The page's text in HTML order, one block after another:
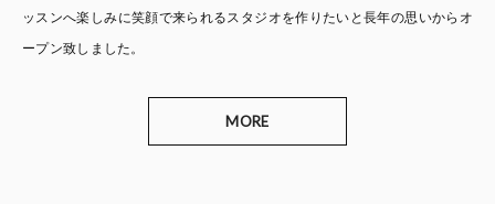
ッスンへ楽しみに笑顔で来られるスタジオを作りたいと長年の思いからオ
ープン致しました。
MORE